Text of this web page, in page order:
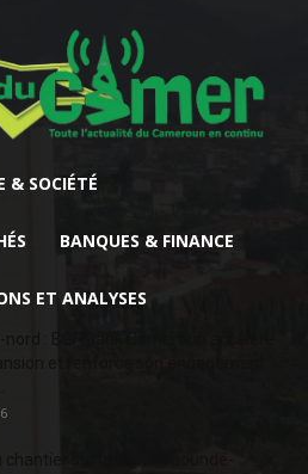
& SOCIÉTÉ
BANQUES & FINANCE
ET ANALYSES